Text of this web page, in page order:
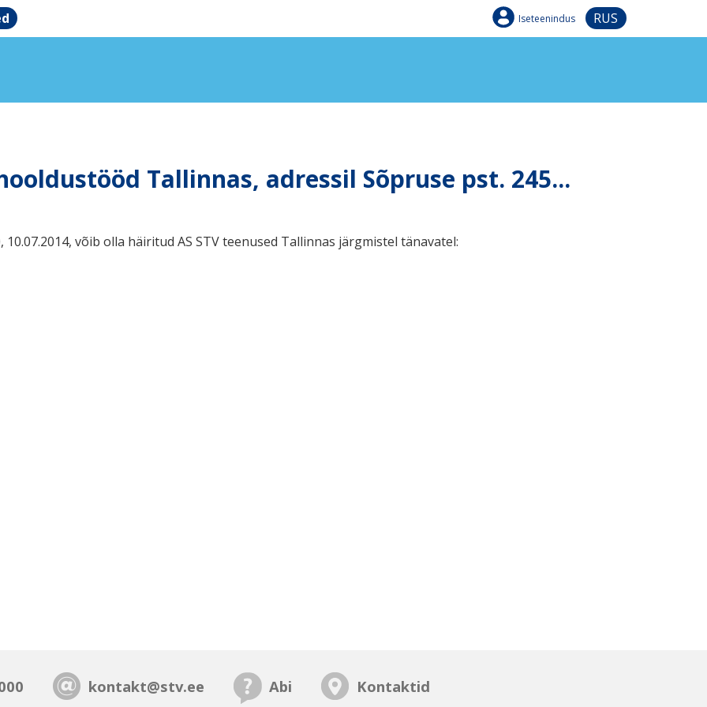
Iseteenindus RUS
Tallinnas, adressil Sõpruse pst. 245...
võib olla häiritud AS STV teenused Tallinnas järgmistel tänavatel:
kontakt@stv.ee Abi Kontaktid